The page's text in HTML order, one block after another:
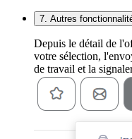
7. Autres
Depuis le détail de
votre sélection,
de travail et la